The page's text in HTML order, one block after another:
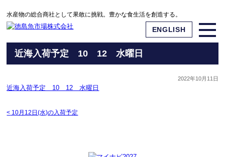
水産物の総合商社として果敢に挑戦。豊かな食生活を創造する。
ENGLISH
近海入荷予定 10 12 水曜日
2022年10月11日
近海入荷予定 10 12 水曜日
< 10月12日(水)の入荷予定